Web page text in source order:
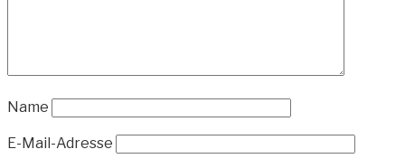
Name
E-Mail-Adresse